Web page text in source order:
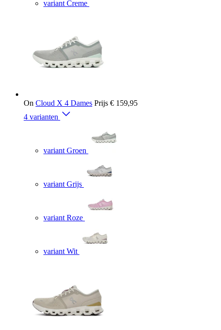
variant Creme
On Cloud X 4 Dames Prijs € 159,95
4 varianten
variant Groen
variant Grijs
variant Roze
variant Wit